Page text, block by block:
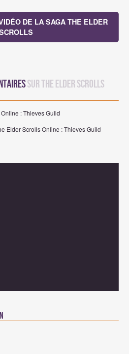
DE LA SAGA THE ELDER
sur The Elder Scrolls
: Thieves Guild
Elder Scrolls Online : Thieves Guild